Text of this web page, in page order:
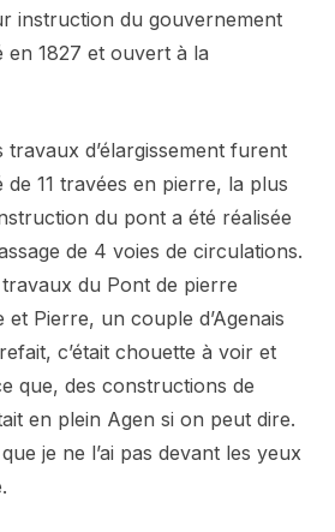
instruction du gouvernement
en 1827 et ouvert à la
d’élargissement furent
11 travées en pierre, la plus
du pont a été réalisée
de 4 voies de circulations.
du Pont de pierre
Pierre, un couple d’Agenais
c’était chouette à voir et
que, des constructions de
en plein Agen si on peut dire.
je ne l’ai pas devant les yeux